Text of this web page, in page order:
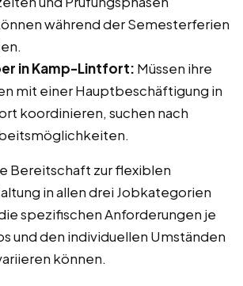
während der Semesterferien
in Kamp-Lintfort: Müssen ihre
mit einer Hauptbeschäftigung in
koordinieren, suchen nach
Bereitschaft zur flexiblen
in allen drei Jobkategorien
spezifischen Anforderungen je
und den individuellen Umständen
können.